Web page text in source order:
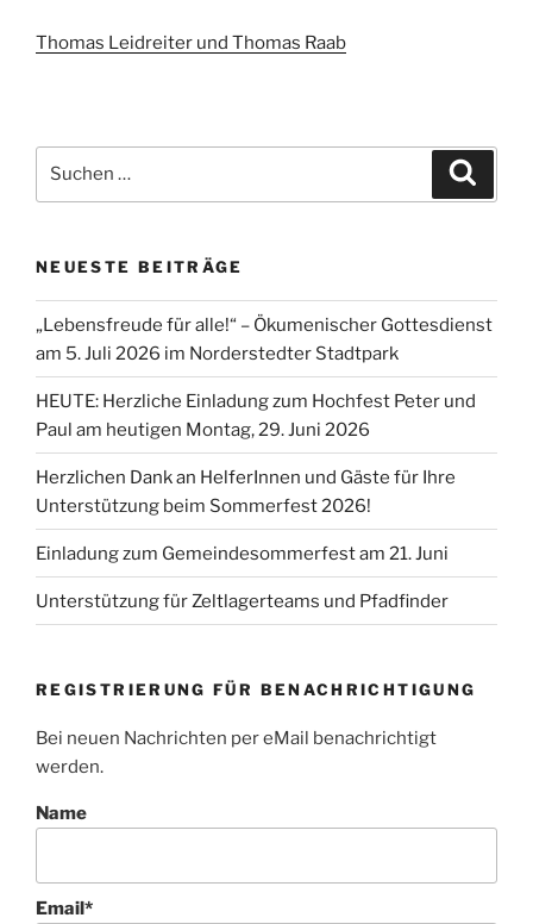
Thomas Leidreiter und Thomas Raab
nach:
NEUESTE BEITRÄGE
„Lebensfreude für alle!“ – Ökumenischer Gottesdienst
am 5. Juli 2026 im Norderstedter Stadtpark
HEUTE: Herzliche Einladung zum Hochfest Peter und
Paul am heutigen Montag, 29. Juni 2026
Herzlichen Dank an HelferInnen und Gäste für Ihre
Unterstützung beim Sommerfest 2026!
Einladung zum Gemeindesommerfest am 21. Juni
Unterstützung für Zeltlagerteams und Pfadfinder
REGISTRIERUNG FÜR BENACHRICHTIGUNG
Bei neuen Nachrichten per eMail benachrichtigt
werden.
Name
Email*